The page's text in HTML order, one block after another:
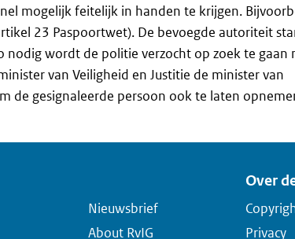
mogelijk feitelijk in handen te krijgen.
23 Paspoortwet). De bevoegde autoriteit
wordt de politie verzocht op zoek te gaan
van Veiligheid en Justitie de minister van
de gesignaleerde persoon ook te laten
Nieuwsbrief
About RvIG
Over
Privacy